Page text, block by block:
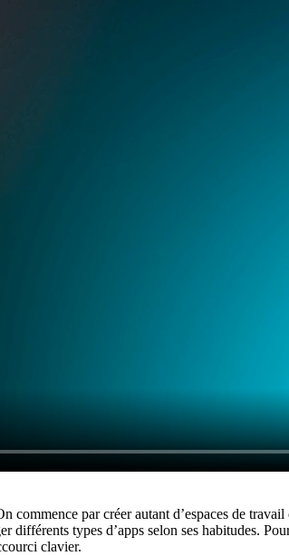
commence par créer autant d’espaces de
types d’apps selon ses habitudes.
clavier.